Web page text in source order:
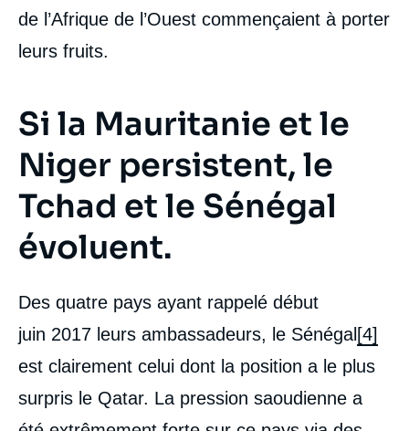
de l’Afrique de l’Ouest commençaient à porter
leurs fruits.
Si la Mauritanie et le
Niger persistent, le
Tchad et le Sénégal
évoluent.
Des quatre pays ayant rappelé début
juin 2017 leurs ambassadeurs, le Sénégal [4]
est clairement celui dont la position a le plus
surpris le Qatar. La pression saoudienne a